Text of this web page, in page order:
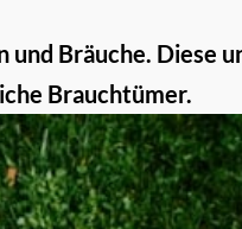
Bräuche. Diese
Brauchtümer.